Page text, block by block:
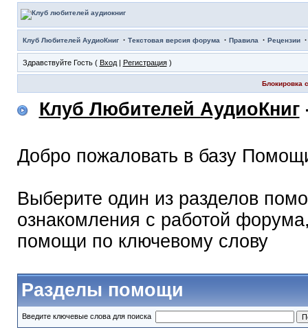
Клуб Любителей АудиоКниг· Текстовая версия форума · Правила · Рецензии
Здравствуйте Гость ( Вход| Регистрация)
Блокировка
Клуб Любителей АудиоКниг
Добро пожаловать в базу
Выберите один из разделов
ознакомления с работой
помощи по ключевому слову
Разделы помощи
Введите ключевые слова для поиска